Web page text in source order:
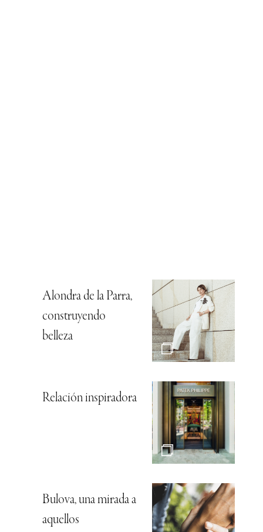
Alondra de la Parra,
construyendo
belleza
Relación inspiradora
Bulova, una mirada a
aquellos